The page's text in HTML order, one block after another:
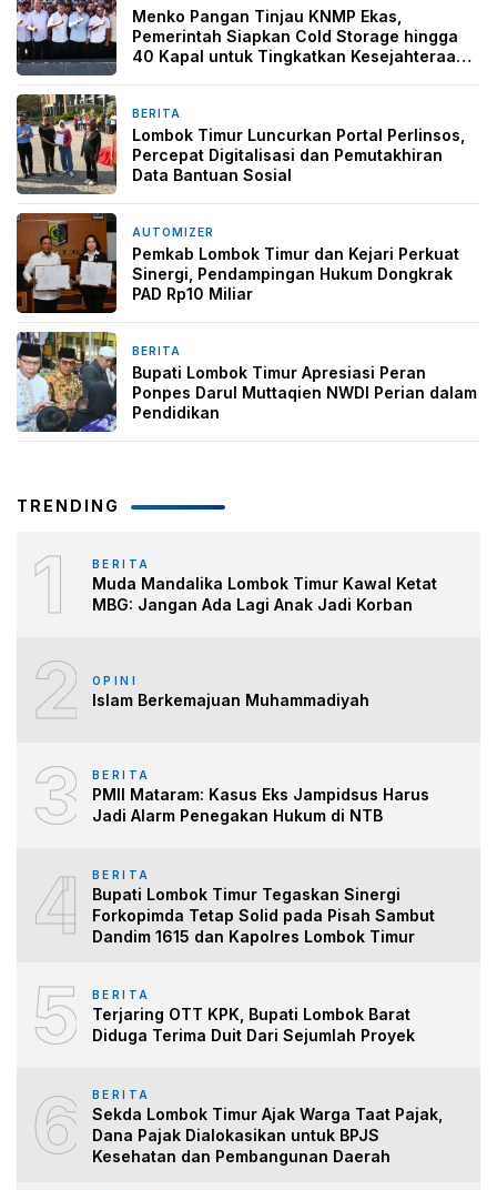
Menko Pangan Tinjau KNMP Ekas,
Pemerintah Siapkan Cold Storage hingga
40 Kapal untuk Tingkatkan Kesejahteraan
BERITA
Lombok Timur Luncurkan Portal Perlinsos,
Percepat Digitalisasi dan Pemutakhiran
Data Bantuan Sosial
AUTOMIZER
Pemkab Lombok Timur dan Kejari Perkuat
Sinergi, Pendampingan Hukum Dongkrak
PAD Rp10 Miliar
BERITA
Bupati Lombok Timur Apresiasi Peran
Ponpes Darul Muttaqien NWDI Perian dalam
Pendidikan
TRENDING
1 BERITA
Muda Mandalika Lombok Timur Kawal Ketat
MBG: Jangan Ada Lagi Anak Jadi Korban
2 OPINI
Islam Berkemajuan Muhammadiyah
3 BERITA
PMII Mataram: Kasus Eks Jampidsus Harus
Jadi Alarm Penegakan Hukum di NTB
4 BERITA
Bupati Lombok Timur Tegaskan Sinergi
Forkopimda Tetap Solid pada Pisah Sambut
Dandim 1615 dan Kapolres Lombok Timur
5 BERITA
Terjaring OTT KPK, Bupati Lombok Barat
Diduga Terima Duit Dari Sejumlah Proyek
6 BERITA
Sekda Lombok Timur Ajak Warga Taat Pajak,
Dana Pajak Dialokasikan untuk BPJS
Kesehatan dan Pembangunan Daerah